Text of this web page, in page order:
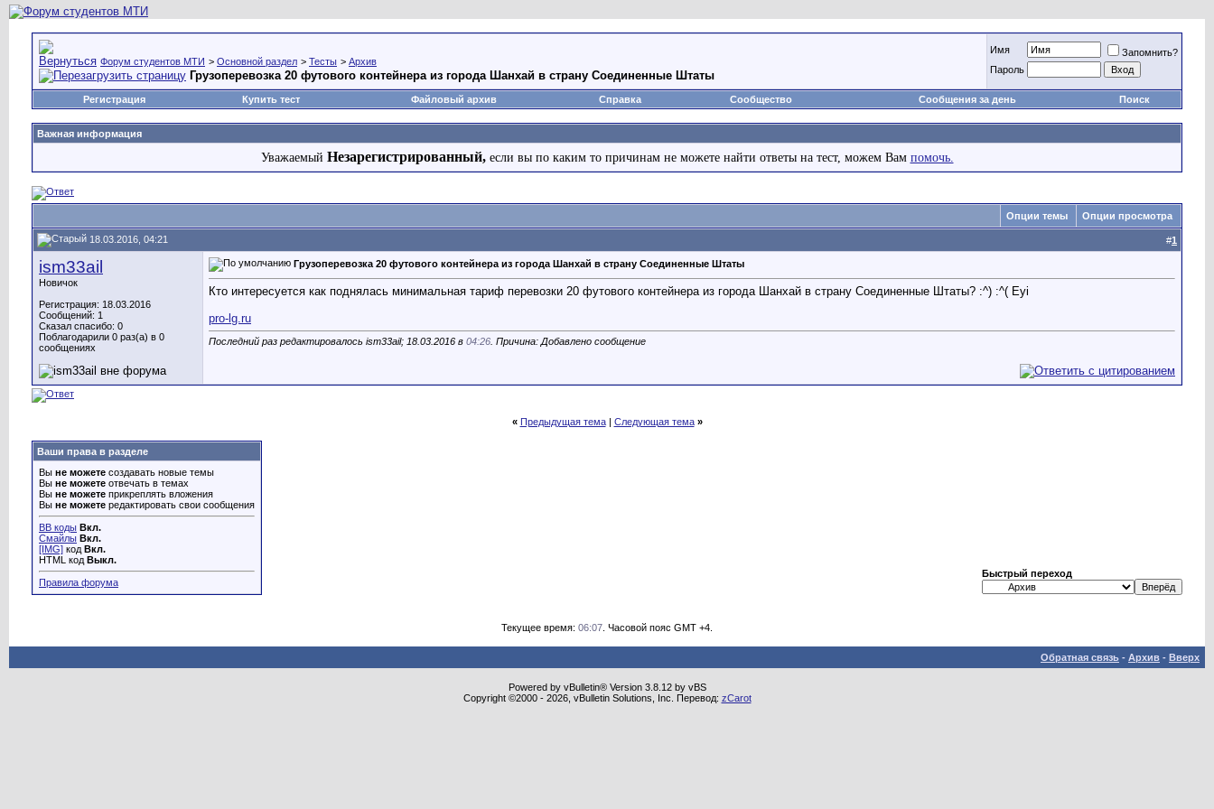
Форум студентов МТИ > Основной раздел > Тесты > Архив
Грузоперевозка 20 футового контейнера из города Шанхай в страну Соединенные Штаты
Имя
Запомнить?
Пароль
Регистрация Купить тест Файловый архив Справка Сообщество Сообщения за день Поиск
Важная информация
Уважаемый Незарегистрированный, если вы по каким то причинам не можете найти ответы на тест, можем Вам помочь.
Опции темы Опции просмотра
18.03.2016, 04:21 #1
ism33ail
Новичок
Регистрация: 18.03.2016
Сообщений: 1
Сказал спасибо: 0
Поблагодарили 0 раз(а) в 0
сообщениях
Грузоперевозка 20 футового контейнера из города Шанхай в страну Соединенные Штаты
Кто интересуется как поднялась минимальная тариф перевозки 20 футового контейнера из города Шанхай в страну Соединенные Штаты? :^) :^( Eyi
pro-lg.ru
Последний раз редактировалось ism33ail; 18.03.2016 в 04:26 . Причина: Добавлено сообщение
« Предыдущая тема| Следующая тема »
Ваши права в разделе
Вы не можете создавать новые темы
Вы не можете отвечать в темах
Вы не можете прикреплять вложения
Вы не можете редактировать свои сообщения
BB коды Вкл.
Смайлы Вкл.
[IMG] код Вкл.
HTML код Выкл.
Правила форума
Быстрый переход
Текущее время: 06:07 . Часовой пояс GMT +4.
Обратная связь - Архив - Вверх
Powered by vBulletin® Version 3.8.12 by vBS
Copyright ©2000 - 2026, vBulletin Solutions, Inc. Перевод: zCarot